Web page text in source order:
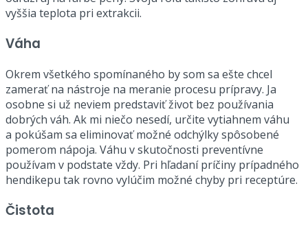
vyššia teplota pri extrakcii.
Váha
Okrem všetkého spomínaného by som sa ešte chcel
zamerať na nástroje na meranie procesu prípravy. Ja
osobne si už neviem predstaviť život bez používania
dobrých váh. Ak mi niečo nesedí, určite vytiahnem váhu
a pokúšam sa eliminovať možné odchýlky spôsobené
pomerom nápoja. Váhu v skutočnosti preventívne
používam v podstate vždy. Pri hľadaní príčiny prípadného
hendikepu tak rovno vylúčim možné chyby pri receptúre.
Čistota